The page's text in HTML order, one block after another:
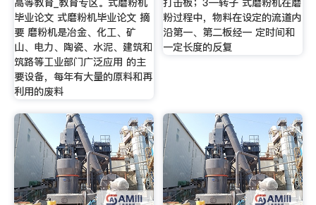
高等教育_教育专区。式磨粉机
毕业论文 式磨粉机毕业论文 摘
要 磨粉机是冶金、化工、矿
山、电力、陶瓷、水泥、建筑和
筑路等工业部门广泛应用 的主
要设备，每年有大量的原料和再
利用的废料
打击板；3—转子 式磨粉机在磨
粉过程中，物料在设定的流道内
沿第一、第二板经一 定时间和
一定长度的反复